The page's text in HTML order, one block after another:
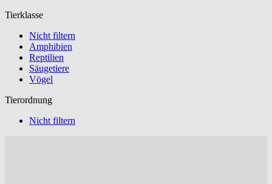
Tierklasse
Nicht filtern
Amphibien
Reptilien
Säugetiere
Vögel
Tierordnung
Nicht filtern